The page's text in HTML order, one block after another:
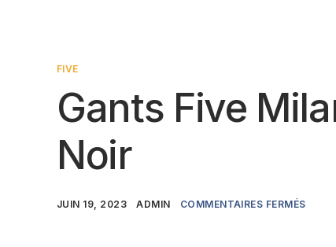
FIVE
Gants Five
Noir
JUIN 19, 2023 ADMIN COMMENTAIRES FERMÉS